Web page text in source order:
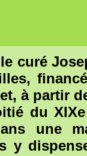
curé
à partir
du
une
y